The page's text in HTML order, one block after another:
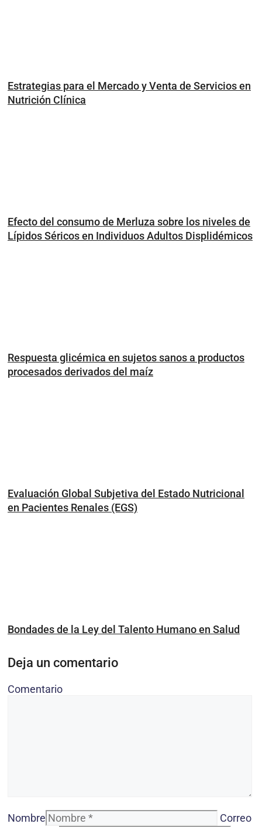
Estrategias para el Mercado y Venta de Servicios en
Nutrición Clínica
Efecto del consumo de Merluza sobre los niveles de
Lípidos Séricos en Individuos Adultos Displidémicos
Respuesta glicémica en sujetos sanos a productos
procesados derivados del maíz
Evaluación Global Subjetiva del Estado Nutricional
en Pacientes Renales (EGS)
Bondades de la Ley del Talento Humano en Salud
Deja un comentario
Comentario
Nombre
Correo